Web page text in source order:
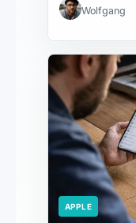
Wolfgang
APPLE